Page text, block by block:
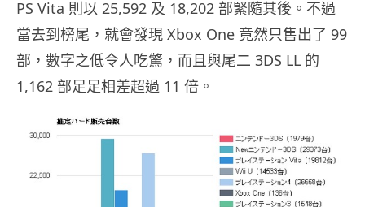
PS Vita 則以 25,592 及 18,202 部緊隨其後。不過
當去到榜尾，就會發現 Xbox One 竟然只售出了 99
部，數字之低令人吃驚，而且與尾二 3DS LL 的
1,162 部足足相差超過 11 倍。